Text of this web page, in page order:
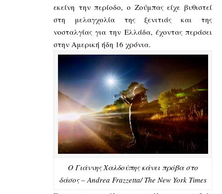
εκείνη την περίοδο, ο Ζούμπας είχε βυθιστεί
στη μελαγχολία της ξενιτιάς και της
νοσταλγίας για την Ελλάδα, έχοντας περάσει
στην Αμερική ήδη 16 χρόνια.
Ο Γιάννης Χαλδούπης κάνει πρόβα στο
δάσος – Andrea Frazzetta/ The New York Times